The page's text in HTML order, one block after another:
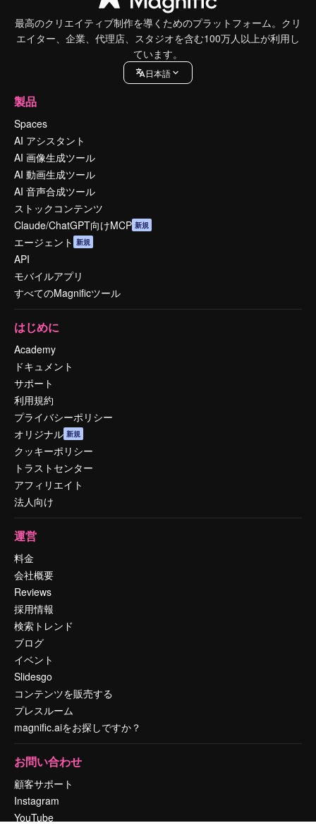
最高のクリエイティブ制作を導くためのプラットフォーム。クリ
エイター、企業、代理店、スタジオを含む100万人以上が利用し
ています。
日本語
製品
Spaces
AI アシスタント
AI 画像生成ツール
AI 動画生成ツール
AI 音声合成ツール
ストックコンテンツ
Claude/ChatGPT向けMCP 新規
エージェント 新規
API
モバイルアプリ
すべてのMagnificツール
はじめに
Academy
ドキュメント
サポート
利用規約
プライバシーポリシー
オリジナル 新規
クッキーポリシー
トラストセンター
アフィリエイト
法人向け
運営
料金
会社概要
Reviews
採用情報
検索トレンド
ブログ
イベント
Slidesgo
コンテンツを販売する
プレスルーム
magnific.aiをお探しですか？
お問い合わせ
顧客サポート
Instagram
YouTube